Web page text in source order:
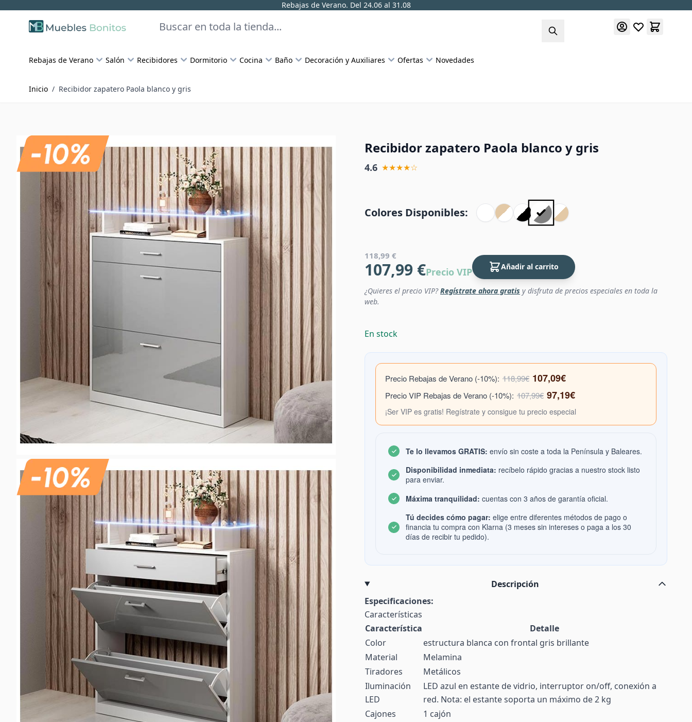
Rebajas de Verano. Del 24.06 al 31.08
Skip to Content
Buscar
Rebajas de Verano Salón Recibidores Dormitorio Cocina Baño Decoración y Auxiliares Ofertas Novedades
Inicio / Recibidor zapatero Paola blanco y gris
Recibidor zapatero Paola blanco y gris
4.6 ★★★★☆
Colores Disponibles:
118,99 €
107,99 €Precio VIP Añadir al carrito
¿Quieres el precio VIP?Regístrate ahora gratis y disfruta de precios especiales en toda la
web.
En stock
Precio Rebajas de Verano (-10%): 118,99€ 107,09€
Precio VIP Rebajas de Verano (-10%): 107,99€ 97,19€
¡Ser VIP es gratis! Regístrate y consigue tu precio especial
Te lo llevamos GRATIS: envío sin coste a toda la Península y Baleares.
Disponibilidad inmediata: recíbelo rápido gracias a nuestro stock listo
para enviar.
Máxima tranquilidad: cuentas con 3 años de garantía oficial.
Tú decides cómo pagar: elige entre diferentes métodos de pago o
financia tu compra con Klarna (3 meses sin intereses o paga a los 30
días de recibir tu pedido).
Descripción
Especificaciones:
Características
Característica
Detalle
Color
estructura blanca con frontal gris brillante
Material
Melamina
Tiradores
Metálicos
Iluminación
LED
LED azul en estante de vidrio, interruptor on/off, conexión a
red. Nota: el estante soporta un máximo de 2 kg
Cajones
1 cajón